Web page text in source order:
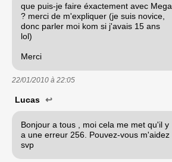
que puis-je faire éxactement avec Mega
? merci de m'expliquer (je suis novice,
donc parler moi kom si j'avais 15 ans
lol)
Merci
22/01/2010 à 22:05
Lucas ↩
Bonjour a tous , moi cela me met qu'il y
a une erreur 256. Pouvez-vous m'aidez
svp